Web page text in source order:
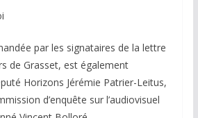
par les signataires de la lettre
de Grasset, est également
Horizons Jérémie Patrier-Leitus,
d’enquête sur l’audiovisuel